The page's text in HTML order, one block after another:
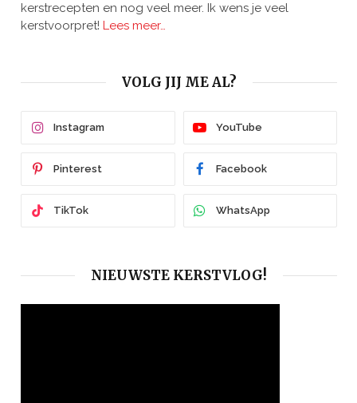
kerstrecepten en nog veel meer. Ik wens je veel
kerstvoorpret! Lees meer…
VOLG JIJ ME AL?
Instagram YouTube
Pinterest Facebook
TikTok WhatsApp
NIEUWSTE KERSTVLOG!